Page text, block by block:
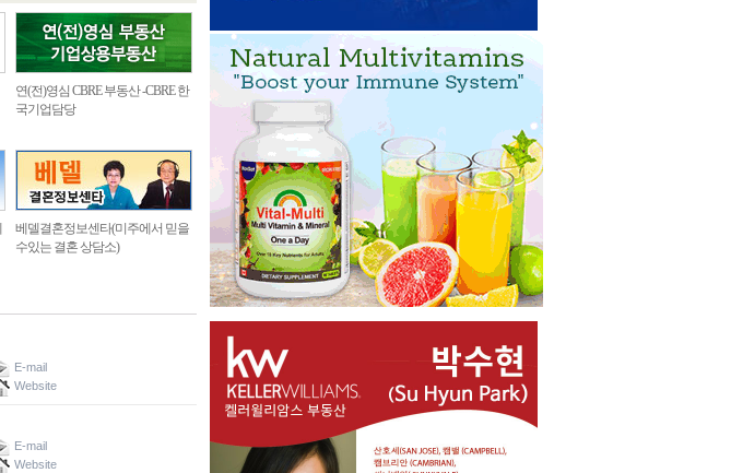
연(전)영심 CBRE 부동산 -CBRE 한
국기업담당
베델결혼정보센타(미주에서 믿을
수있는 결혼 상담소)
E-mail
Website
E-mail
Website